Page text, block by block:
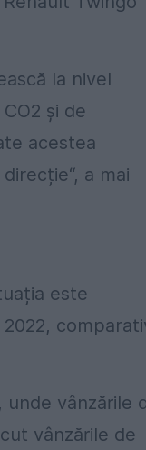
la nivel
și de
acestea
a mai
este
vânzările
vânzările de